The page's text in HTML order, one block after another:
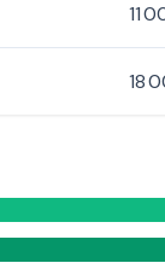
11
18